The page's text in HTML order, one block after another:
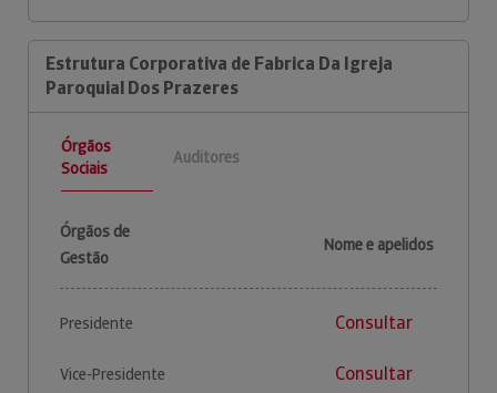
Estrutura Corporativa de Fabrica Da Igreja
Paroquial Dos Prazeres
Órgãos
Sociais
Auditores
Órgãos de
Gestão
Nome e apelidos
Presidente Consultar
Vice-Presidente Consultar